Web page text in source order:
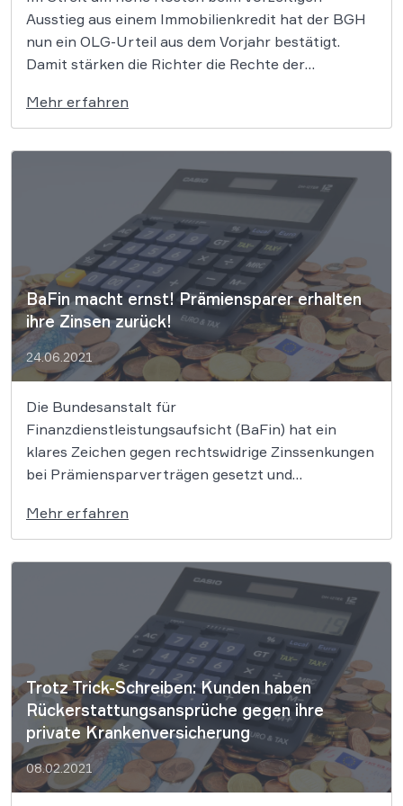
Ausstieg aus einem Immobilienkredit hat der BGH
nun ein OLG-Urteil aus dem Vorjahr bestätigt.
Damit stärken die Richter die Rechte der
Vorfälligkeitsentschädigung ist in vielen Fällen zu
hoch. Allein bei der Commerzbank sind in etwa
95.000 Kreditverträge betroffen. […]
Mehr erfahren
BaFin macht ernst! Prämiensparer erhalten
ihre Zinsen zurück!
24.06.2021
Die Bundesanstalt für
Finanzdienstleistungsaufsicht (BaFin) hat ein
klares Zeichen gegen rechtswidrige Zinssenkungen
bei Prämiensparverträgen gesetzt und
Allgemeinverfügung werden Banken gezwungen
auf rechtswidrige Klauseln in alten Verträgen
hinzuweisen und Ausgleichsvorschläge zu
unterbreiten. Hunderttausende Kunden können zu
Unrecht nicht gezahlte Zinsen von den Banken
erstattet bekommen. Sogenannten […]
Mehr erfahren
Trotz Trick-Schreiben: Kunden haben
Rückerstattungsansprüche gegen ihre
private Krankenversicherung
08.02.2021